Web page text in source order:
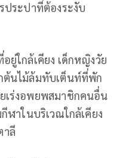
ประปาที่ต้องระงับ
ยู่ใกล้เคียง เด็กหญิงวัย
ต้นไม้ล้มทับเต็นท์ที่พัก
เร่งอพยพสมาชิกคนอื่น
ฬาในบริเวณใกล้เคียง
าลี